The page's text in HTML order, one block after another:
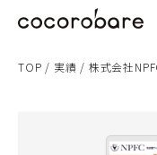
TOP / 実績 / 株式会社